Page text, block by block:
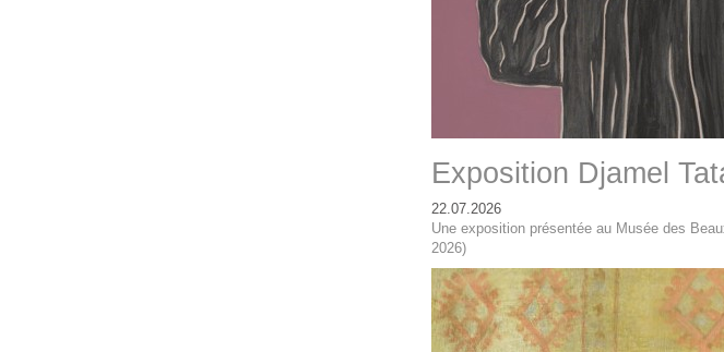
Exposition Djamel
22.07.2026
Une exposition présentée au Musée des
2026)